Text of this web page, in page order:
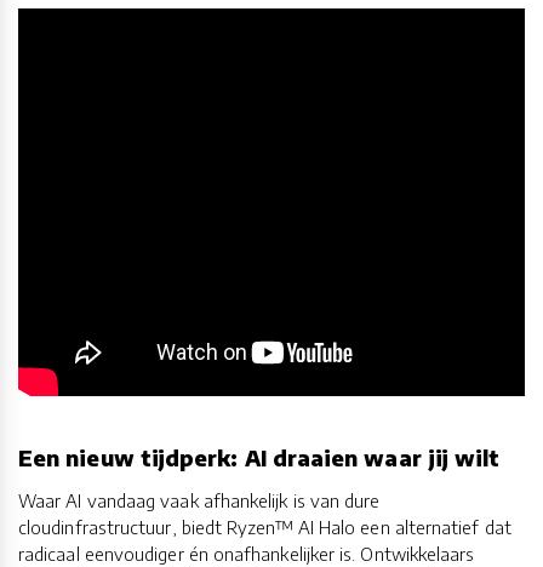
Een nieuw tijdperk: AI draaien waar jij wilt
Waar AI vandaag vaak afhankelijk is van dure
cloudinfrastructuur, biedt Ryzen™ AI Halo een alternatief dat
radicaal eenvoudiger én onafhankelijker is. Ontwikkelaars